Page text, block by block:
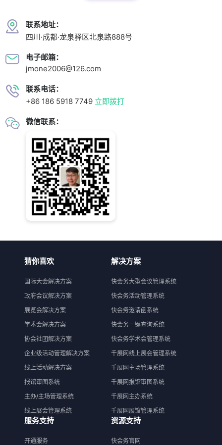
联系地址：
四川·成都·龙泉驿区北泉路888号
电子邮箱：
jmone2006@126.com
联系电话：
+86 186 5918 7749 立即拨打
微信联系：
猜你喜欢
国际大会解决方案
政府会议解决方案
展览会解决方案
学术会解决方案
协会社团解决方案
企业级活动管理解决方案
线上活动解决方案
报馆审图系统
主办/主场管理系统
线上展会管理系统
解决方案
快会务大型会议管理系统
快会务活动管理系统
快会务邀请函系统
快会务一键查询系统
快会务学术会管理系统
千展网线上展会管理系统
千展网主场管理系统
千展网报馆审图系统
千展网主办系统
千展网展馆管理系统
服务支持
开通服务
资源支持
快会务官网